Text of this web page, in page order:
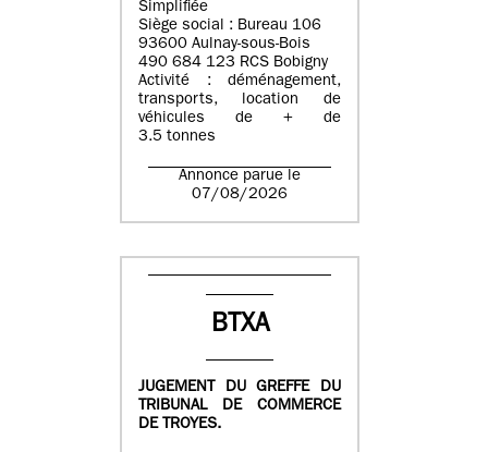
Simplifiée
Siège social : Bureau 106
93600 Aulnay-sous-Bois
490 684 123 RCS Bobigny
Activité : déménagement,
transports, location de
véhicules de + de
3.5 tonnes
Annonce parue le
07/08/2026
BTXA
JUGEMENT DU GREFFE DU
TRIBUNAL DE COMMERCE
DE TROYES.